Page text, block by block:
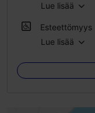
Lue lisää
Esteettömyys
Lue lisää